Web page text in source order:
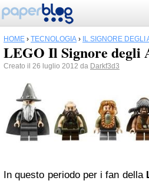
HOME › TECNOLOGIA › IL SIGNORE DEGLI
LEGO Il Signore degli
Creato il 26 luglio 2012 da Darkf3d3
In questo periodo per i fan della